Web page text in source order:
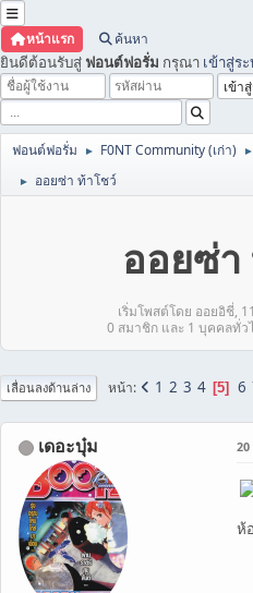
หน้าแรก ค้นหา
ยินดีต้อนรับสู่ ฟอนต์ฟอรั่ม กรุณา เข้าสู่ร
ฟอนต์ฟอรั่ม ► F0NT Community (เก่า) ►
► ออยซ่า ท้าโชว์
ออยซ่า
เริ่มโพสต์โดย ออยอิชี่,
0 สมาชิก และ 1 บุคคลทั่ว
เลื่อนลงด้านล่าง หน้า 1 2 3 4 5 6
เดอะบุ๋ม 20
ห้